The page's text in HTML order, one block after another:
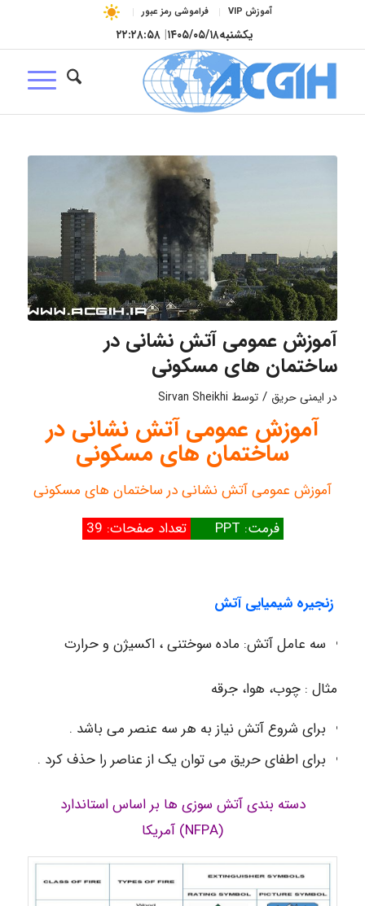
آموزش VIP فراموشی رمز عبور
یکشنبه۱۴۰۵/۰۵/۱۸| ۲۲:۲۸:۵۹
آموزش عمومی آتش نشانی در
ساختمان های مسکونی
در ایمنی حریق / توسط Sirvan Sheikhi
آموزش عمومی آتش نشانی در
ساختمان های مسکونی
آموزش عمومی آتش نشانی در ساختمان های مسکونی
فرمت: PPT
تعداد صفحات: 39
زنجیره شیمیایی آتش
سه عامل آتش: ماده سوختنی ، اکسیژن و حرارت
مثال : چوب، هوا، جرقه
برای شروع آتش نیاز به هر سه عنصر می باشد .
برای اطفای حریق می توان یک از عناصر را حذف کرد .
دسته بندی آتش سوزی ها بر اساس استاندارد
(NFPA) آمریکا